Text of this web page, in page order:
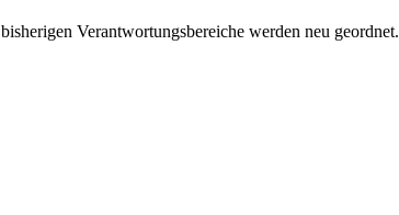
Verantwortungsbereiche werden neu geordnet.